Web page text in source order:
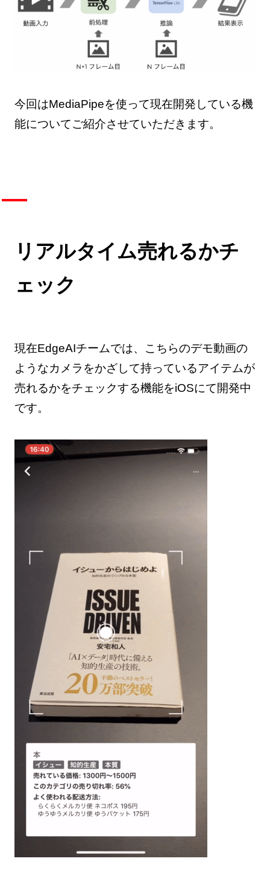
今回はMediaPipeを使って現在開発している機
能についてご紹介させていただきます。
リアルタイム売れるかチ
ェック
現在EdgeAIチームでは、こちらのデモ動画の
ようなカメラをかざして持っているアイテムが
売れるかをチェックする機能をiOSにて開発中
です。